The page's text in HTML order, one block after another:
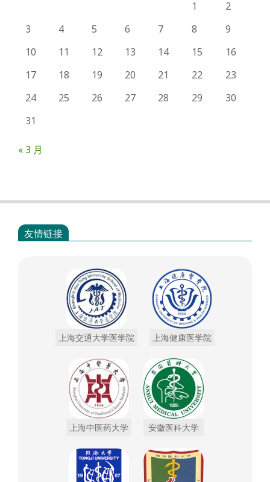
1
2
3
4 5 6 7 8
9
10
11 12 13 14 15
16
17
18 19 20 21 22
23
24
25 26 27 28 29
30
31
« 3 月
友情链接
上海交通大学医学院 上海健康医学院
上海中医药大学 安徽医科大学